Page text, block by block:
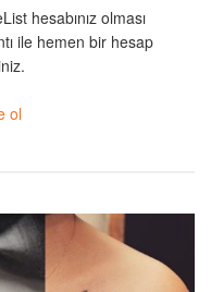
hesabınız olması
ile hemen bir hesap
ol